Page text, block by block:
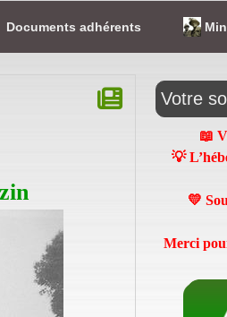
Documents adhérents
Votre
📖
💡
💛
Merci